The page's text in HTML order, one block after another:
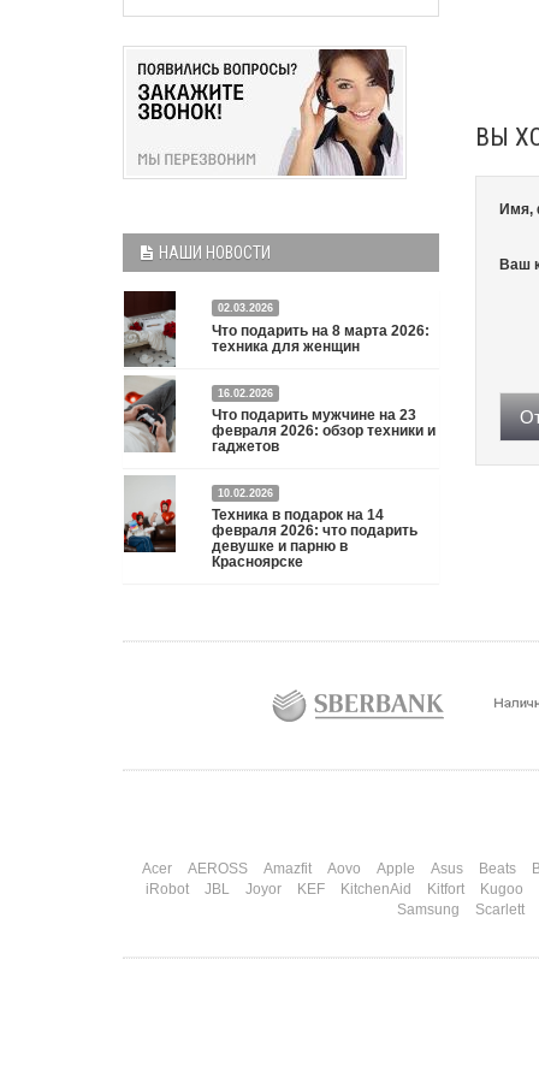
ВЫ
Имя,
Ваш
НАШИ НОВОСТИ
02.03.2026
Что подарить на 8 марта 2026:
техника для женщин
Что подарить на 8 марта 2026: техника для
женщин
Подробнее
16.02.2026
Что подарить мужчине на 23
февраля 2026: обзор техники и
гаджетов
Двадцать третье февраля — праздник, на который
мужчины делают вид, что им все равно. А потом
три дня рассказывают коллегам, какую колонку /
приставку / камеру им подарили. Не верьте
словам — верьте глазам, которые загораются при
10.02.2026
Техника в подарок на 14
февраля 2026: что подарить
девушке и парню в
Красноярске
коллеги скидываются «на что-нибудь мужское» к
самый коварный: дарить нужно обоим, а
промахнуться нельзя ни с одним
Acer AEROSS Amazfit Aovo Apple Asus Beats
iRobot
JBL Joyor KEF KitchenAid Kitfort Kugoo
Samsung
Scarlett